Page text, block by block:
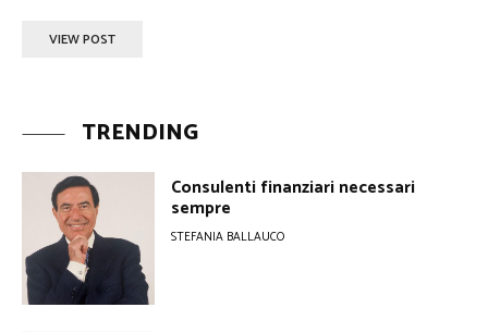
VIEW POST
TRENDING
Consulenti finanziari necessari
sempre
STEFANIA BALLAUCO